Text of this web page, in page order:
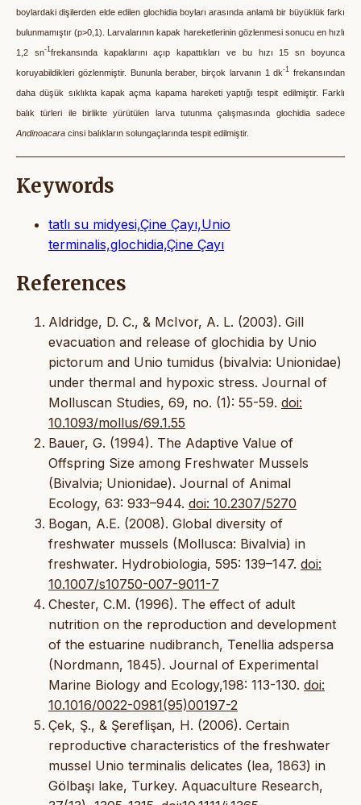
boylardaki dişilerden elde edilen glochidia boyları arasında anlamlı bir büyüklük farkı
bulunmamıştır (p>0,1). Larvalarının kapak hareketlerinin gözlenmesi sonucu en hızlı
1,2 sn-1frekansında kapaklarını açıp kapattıkları ve bu hızı 15 sn boyunca
koruyabildikleri gözlenmiştir. Bununla beraber, birçok larvanın 1 dk-1 frekansından
daha düşük sıklıkta kapak açma kapama hareketi yaptığı tespit edilmiştir. Farklı
balık türleri ile birlikte yürütülen larva tutunma çalışmasında glochidia sadece
Andinoacara cinsi balıkların solungaçlarında tespit edilmiştir.
Keywords
tatlı su midyesi,Çine Çayı,Unio
terminalis,glochidia,Çine Çayı
References
Aldridge, D. C., & McIvor, A. L. (2003). Gill
evacuation and release of glochidia by Unio
pictorum and Unio tumidus (bivalvia: Unionidae)
under thermal and hypoxic stress. Journal of
Molluscan Studies, 69, no. (1): 55-59. doi:
10.1093/mollus/69.1.55
Bauer, G. (1994). The Adaptive Value of
Offspring Size among Freshwater Mussels
(Bivalvia; Unionidae). Journal of Animal
Ecology, 63: 933–944. doi: 10.2307/5270
Bogan, A.E. (2008). Global diversity of
freshwater mussels (Mollusca: Bivalvia) in
freshwater. Hydrobiologia, 595: 139–147. doi:
10.1007/s10750-007-9011-7
Chester, C.M. (1996). The effect of adult
nutrition on the reproduction and development
of the estuarine nudibranch, Tenellia adspersa
(Nordmann, 1845). Journal of Experimental
Marine Biology and Ecology,198: 113-130. doi:
10.1016/0022-0981(95)00197-2
Çek, Ş., & Şereflişan, H. (2006). Certain
reproductive characteristics of the freshwater
mussel Unio terminalis delicates (lea, 1863) in
Gölbaşı lake, Turkey. Aquaculture Research,